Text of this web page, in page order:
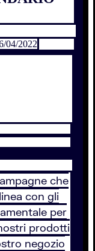
04/2022
che
con gli
per
prodotti
negozio